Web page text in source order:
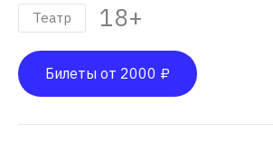
Театр 18+
Билеты от 2000 ₽